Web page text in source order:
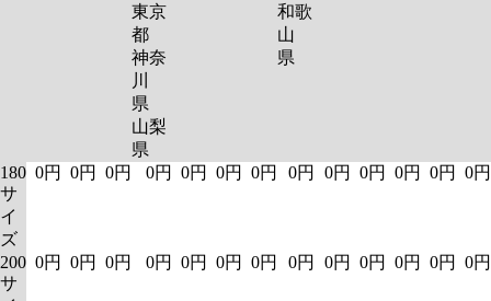
東京
都
神奈
川
県
山梨
県
和歌
山
県
180
サ
イ
ズ
0円 0円 0円 0円 0円 0円 0円 0円 0円 0円 0円 0円 0円
200
サ
0円 0円 0円 0円 0円 0円 0円 0円 0円 0円 0円 0円 0円